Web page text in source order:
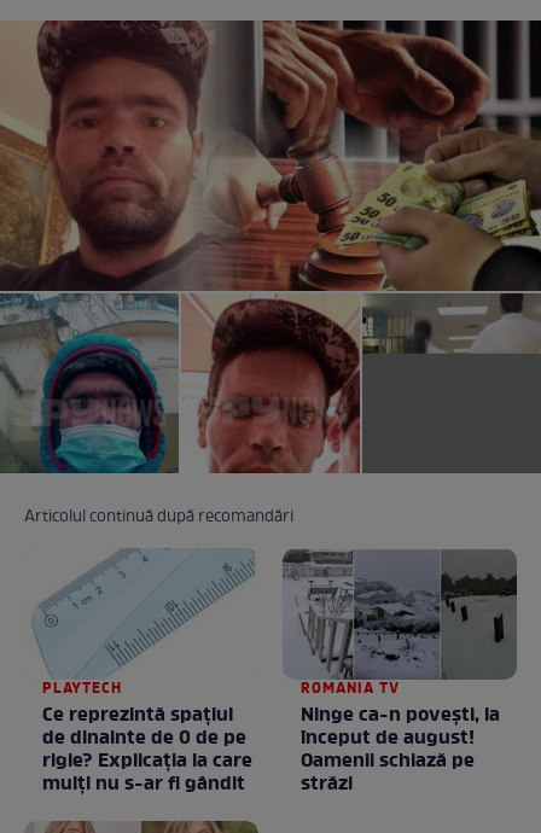
Articolul continuă după recomandări
PLAYTECH
Ce reprezintă spaţiul
de dinainte de 0 de pe
rigle? Explicaţia la care
mulţi nu s-ar fi gândit
ROMANIA TV
Ninge ca-n povești, la
început de august!
Oamenii schiază pe
străzi